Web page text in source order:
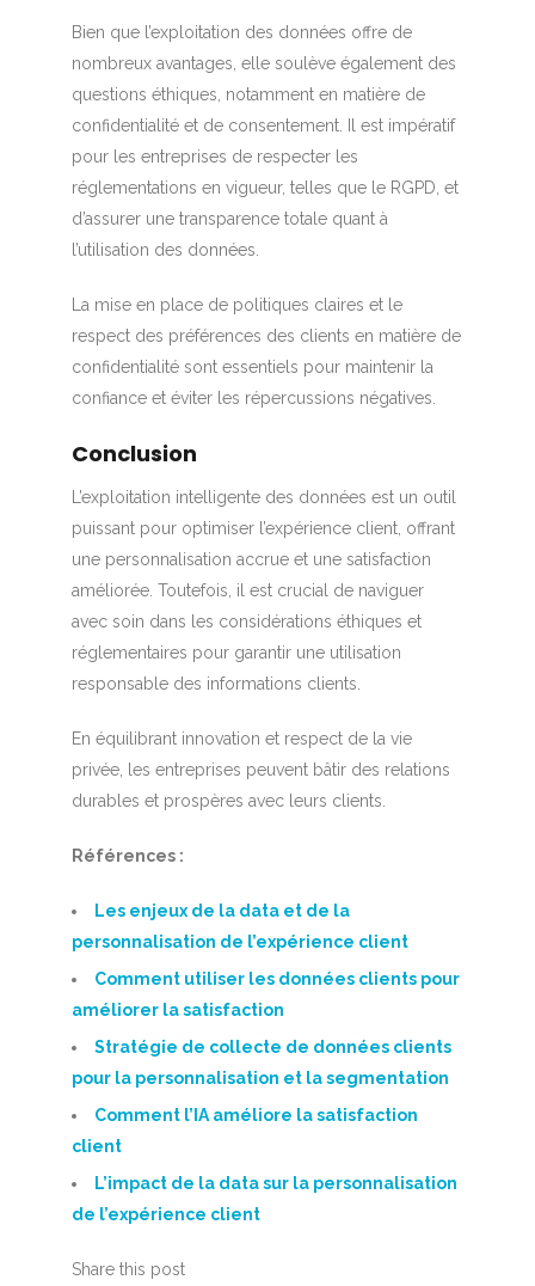
Bien que l’exploitation des données offre de
nombreux avantages, elle soulève également des
questions éthiques, notamment en matière de
confidentialité et de consentement. Il est impératif
pour les entreprises de respecter les
réglementations en vigueur, telles que le RGPD, et
d’assurer une transparence totale quant à
l’utilisation des données.
La mise en place de politiques claires et le
respect des préférences des clients en matière de
confidentialité sont essentiels pour maintenir la
confiance et éviter les répercussions négatives.
Conclusion
L’exploitation intelligente des données est un outil
puissant pour optimiser l’expérience client, offrant
une personnalisation accrue et une satisfaction
améliorée. Toutefois, il est crucial de naviguer
avec soin dans les considérations éthiques et
réglementaires pour garantir une utilisation
responsable des informations clients.
En équilibrant innovation et respect de la vie
privée, les entreprises peuvent bâtir des relations
durables et prospères avec leurs clients.
Références :
Les enjeux de la data et de la
personnalisation de l’expérience client
Comment utiliser les données clients pour
améliorer la satisfaction
Stratégie de collecte de données clients
pour la personnalisation et la segmentation
Comment l’IA améliore la satisfaction
client
L’impact de la data sur la personnalisation
de l’expérience client
Share this post